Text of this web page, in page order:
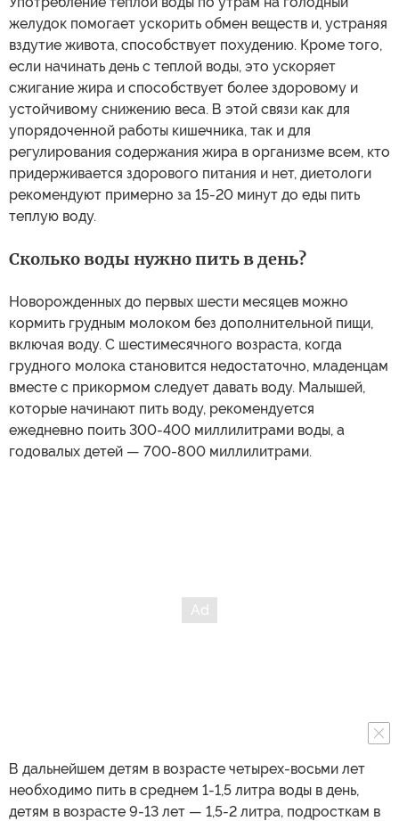
желудок помогает ускорить обмен веществ и, устраняя
вздутие живота, способствует похудению. Кроме того,
если начинать день с теплой воды, это ускоряет
сжигание жира и способствует более здоровому и
устойчивому снижению веса. В этой связи как для
упорядоченной работы кишечника, так и для
регулирования содержания жира в организме всем, кто
придерживается здорового питания и нет, диетологи
рекомендуют примерно за 15-20 минут до еды пить
теплую воду.
Сколько воды нужно пить в день?
Новорожденных до первых шести месяцев можно
кормить грудным молоком без дополнительной пищи,
включая воду. С шестимесячного возраста, когда
грудного молока становится недостаточно, младенцам
вместе с прикормом следует давать воду. Малышей,
которые начинают пить воду, рекомендуется
ежедневно поить 300-400 миллилитрами воды, а
годовалых детей — 700-800 миллилитрами.
В дальнейшем детям в возрасте четырех-восьми лет
необходимо пить в среднем 1-1,5 литра воды в день,
детям в возрасте 9-13 лет — 1,5-2 литра, подросткам в